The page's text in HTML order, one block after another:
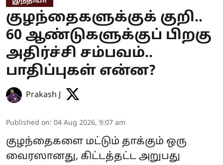
குழந்தைகளுக்குக் குறி..
60 ஆண்டுகளுக்குப் பிறகு
அதிர்ச்சி சம்பவம்..
பாதிப்புகள் என்ன?
Prakash J
Published on: 04 Aug 2026, 9:07 am
குழந்தைகளை மட்டும் தாக்கும் ஒரு
வைரஸானது, கிட்டத்தட்ட அறுபது